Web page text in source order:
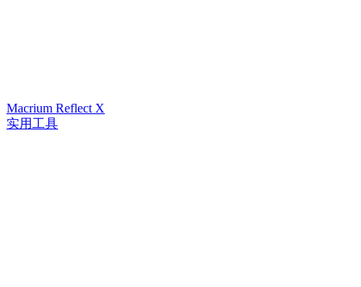
Macrium Reflect X
实用工具